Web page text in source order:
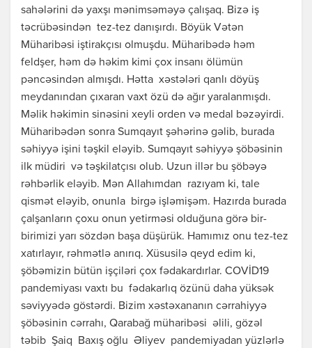
sahələrini də yaxşı mənimsəməyə çalışaq. Bizə iş
təcrübəsindən tez-tez danışırdı. Böyük Vətən
Müharibəsi iştirakçısı olmuşdu. Müharibədə həm
feldşer, həm də həkim kimi çox insanı ölümün
pəncəsindən almışdı. Hətta xəstələri qanlı döyüş
meydanından çıxaran vaxt özü də ağır yaralanmışdı.
Məlik həkimin sinəsini xeyli orden və medal bəzəyirdi.
Müharibədən sonra Sumqayıt şəhərinə gəlib, burada
səhiyyə işini təşkil eləyib. Sumqayıt səhiyyə şöbəsinin
ilk müdiri və təşkilatçısı olub. Uzun illər bu şöbəyə
rəhbərlik eləyib. Mən Allahımdan razıyam ki, tale
qismət eləyib, onunla birgə işləmişəm. Hazırda burada
çalşanların çoxu onun yetirməsi olduğuna görə bir-
birimizi yarı sözdən başa düşürük. Hamımız onu tez-tez
xatırlayır, rəhmətlə anırıq. Xüsusilə qeyd edim ki,
şöbəmizin bütün işçiləri çox fədakardırlar. COVİD19
pandemiyası vaxtı bu fədakarlıq özünü daha yüksək
səviyyədə göstərdi. Bizim xəstəxananın cərrahiyyə
şöbəsinin cərrahı, Qarabağ müharibəsi əlili, gözəl
təbib Şaiq Baxış oğlu Əliyev pandemiyadan yüzlərlə